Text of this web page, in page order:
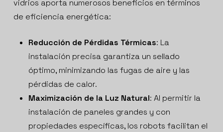
vidrios aporta numerosos beneficios en términos
de eficiencia energética:
Reducción de Pérdidas Térmicas: La
instalación precisa garantiza un sellado
óptimo, minimizando las fugas de aire y las
pérdidas de calor.
Maximización de la Luz Natural: Al permitir la
instalación de paneles grandes y con
propiedades específicas, los robots facilitan el